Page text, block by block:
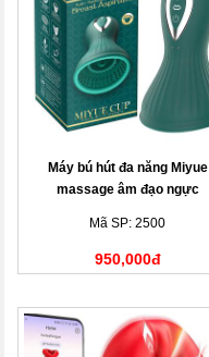
Máy bú hút đa năng Miyue
massage âm đạo ngực
Mã SP: 2500
950,000đ